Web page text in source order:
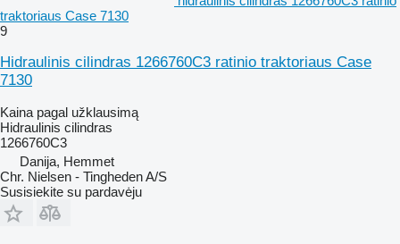
traktoriaus Case 7130
9
Hidraulinis cilindras 1266760C3 ratinio traktoriaus Case
7130
Kaina pagal užklausimą
Hidraulinis cilindras
1266760C3
Danija, Hemmet
Chr. Nielsen - Tingheden A/S
Susisiekite su pardavėju